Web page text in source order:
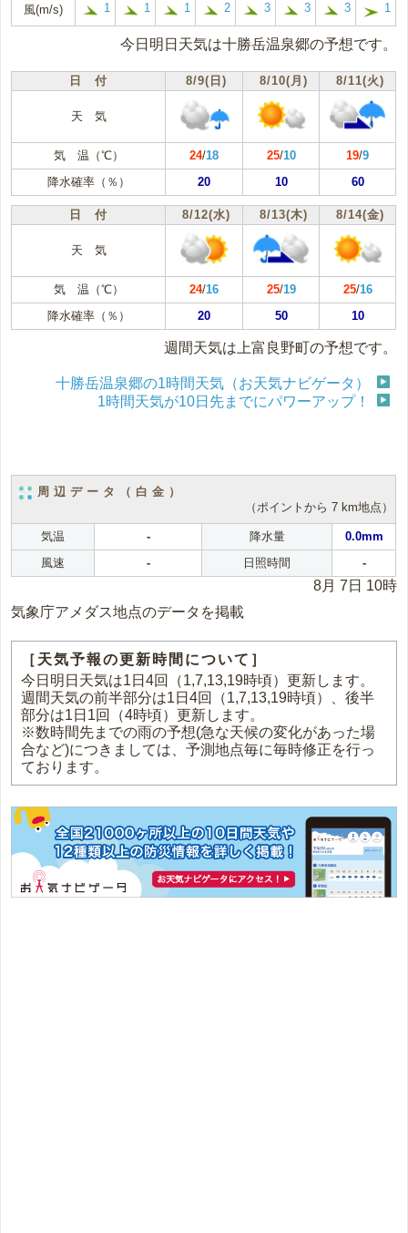
風(m/s) 1 1 1 2 3 3 3 1
今日明日天気は十勝岳温泉郷の予想です。
日 付 8/9(日) 8/10(月) 8/11(火)
天 気
気 温（℃） 24/18 25/10 19/9
降水確率（％）
20 10 60
日 付 8/12(水) 8/13(木) 8/14(金)
天 気
気 温（℃） 24/16 25/19 25/16
降水確率（％）
20 50 10
週間天気は上富良野町の予想です。
十勝岳温泉郷の1時間天気（お天気ナビゲータ）
1時間天気が10日先までにパワーアップ！
周辺データ（白金）
（ポイントから 7 km地点）
気温 - 降水量
0.0mm
風速
- 日照時間 -
8月 7日 10時
気象庁アメダス地点のデータを掲載
［天気予報の更新時間について］
今日明日天気は1日4回（1,7,13,19時頃）更新します。
週間天気の前半部分は1日4回（1,7,13,19時頃）、後半
部分は1日1回（4時頃）更新します。
※数時間先までの雨の予想(急な天候の変化があった場
合など)につきましては、予測地点毎に毎時修正を行っ
ております。